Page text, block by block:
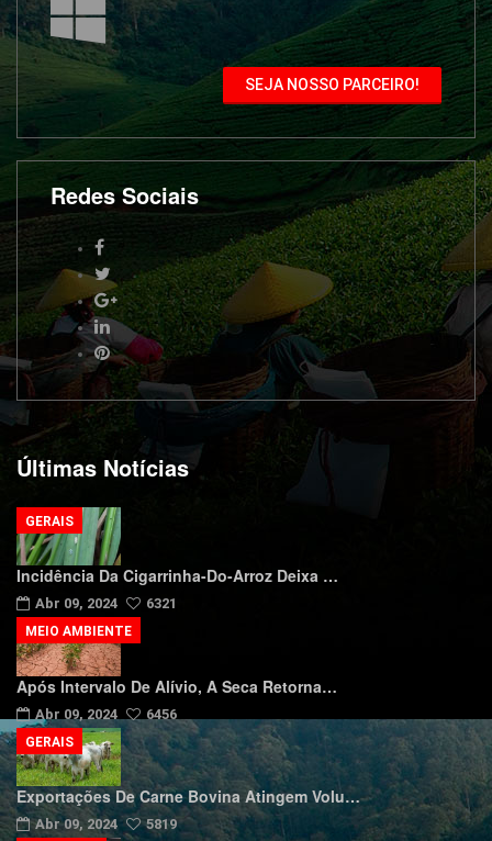
SEJA NOSSO PARCEIRO!
Redes Sociais
Últimas Notícias
Incidência Da Cigarrinha-Do-Arroz Deixa …
Abr 09, 2024 6321
GERAIS
Após Intervalo De Alívio, A Seca Retorna…
Abr 09, 2024 6456
MEIO AMBIENTE
Exportações De Carne Bovina Atingem Volu…
Abr 09, 2024 5819
GERAIS